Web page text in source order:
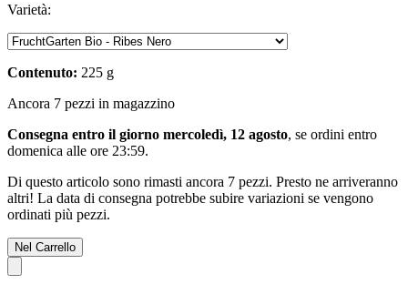
Varietà:
Contenuto: 225 g
Ancora 7 pezzi in magazzino
Consegna entro il giorno mercoledì, 12 agosto, se ordini entro
domenica alle ore 23:59.
Di questo articolo sono rimasti ancora 7 pezzi. Presto ne arriveranno
altri! La data di consegna potrebbe subire variazioni se vengono
ordinati più pezzi.
Nel Carrello